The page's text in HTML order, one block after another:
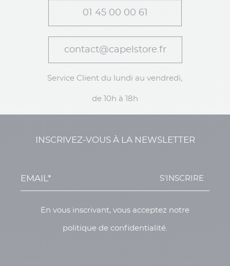
01 45 00 00 61
contact@capelstore.fr
Service Client du lundi au vendredi,
de 10h à 18h
INSCRIVEZ-VOUS À LA NEWSLETTER
S'INSCRIRE
En vous inscrivant, vous acceptez notre
politique de confidentialité.